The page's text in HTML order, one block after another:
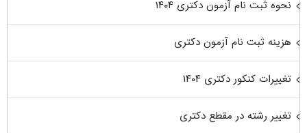
نحوه ثبت نام آزمون دکتری ۱۴۰۴
هزینه ثبت نام آزمون دکتری
تغییرات کنکور دکتری ۱۴۰۴
تغییر رشته در مقطع دکتری